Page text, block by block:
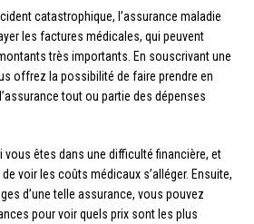
catastrophique, l’assurance maladie
les factures médicales, qui peuvent
très importants. En souscrivant une
offrez la possibilité de faire prendre en
tout ou partie des dépenses
vous êtes dans une difficulté financière, et
voir les coûts médicaux s’alléger. Ensuite,
d’une telle assurance, vous pouvez
pour voir quels prix sont les plus